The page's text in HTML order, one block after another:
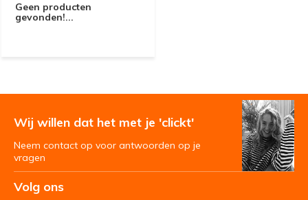
Geen producten
gevonden!...
Wij willen dat het met je 'clickt'
Neem contact op voor antwoorden op je
vragen
Volg ons